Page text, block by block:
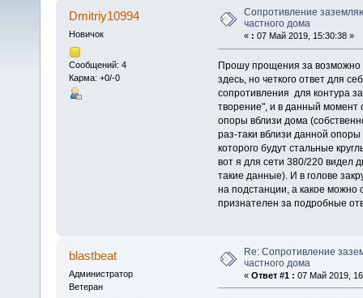
раз)
Dmitriy10994
Новичок
Сообщений: 4
Карма: +0/-0
Сопротивление
частного дома
« : 07 Май 2019, 15:30:38 »
Прошу прощения за возможно
здесь, но четкого ответ для
сопротивления для контура
творение", и в данный момент
опоры вблизи дома
раз-таки вблизи данной
которого будут стальные
вот я для сети 380/220
такие данные). И в голове
на подстанции, а какое можно
признателен за подробные
blastbeat
Администратор
Ветеран
Re: Сопротивление
частного дома
« Ответ #1 : 07 Май 2019,